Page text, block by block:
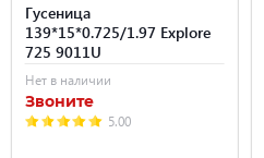
Гусеница
139*15*0.725/1.97 Explore
725 9011U
Нет в наличии
Звоните
5.00